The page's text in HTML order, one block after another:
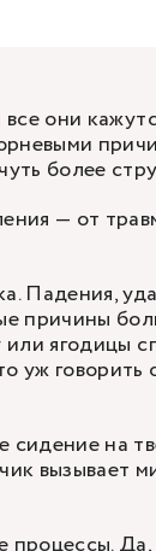
они
более
— от
Падения,
причины
ягодицы
уж говорить
на
вызывает